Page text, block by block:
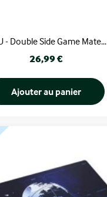
- Double Side Game Mate...
Prix
26,99 €
Ajouter au panier